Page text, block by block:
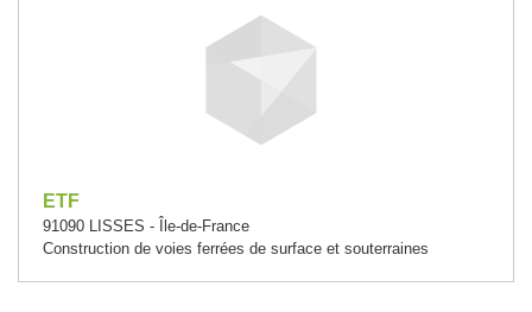
ETF
91090 LISSES - Île-de-France
Construction de voies ferrées de surface et souterraines